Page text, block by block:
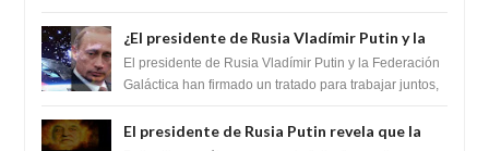
¿El presidente de Rusia Vladímir Putin y la
Federación Galactica han firmado un
tratado para acabar con los Sionistas?
El presidente de Rusia Vladímir Putin y la Federación
Galáctica han firmado un tratado para trabajar juntos,
El presidente de Rusia Putin revela que la